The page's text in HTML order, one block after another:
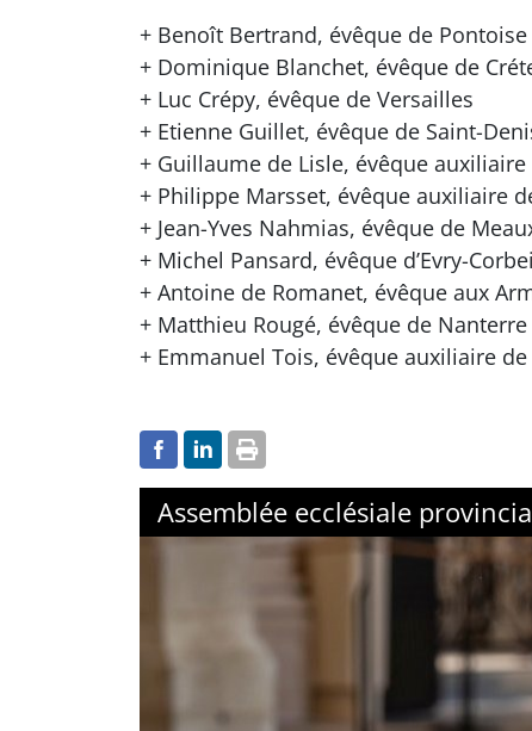
+ Benoît Bertrand, évêque de Pontoise
+ Dominique Blanchet, évêque de
+ Luc Crépy, évêque de Versailles
+ Etienne Guillet, évêque de Saint-
+ Guillaume de Lisle, évêque
+ Philippe Marsset, évêque auxiliaire
+ Jean-Yves Nahmias, évêque de
+ Michel Pansard, évêque d’Evry-
+ Antoine de Romanet, évêque aux
+ Matthieu Rougé, évêque de Nanterre
+ Emmanuel Tois, évêque auxiliaire de
Assemblée ecclésiale